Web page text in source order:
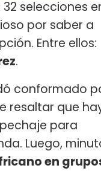
selecciones
por saber a
Entre ellos:
.
conformado
resaltar que
para
Luego,
en